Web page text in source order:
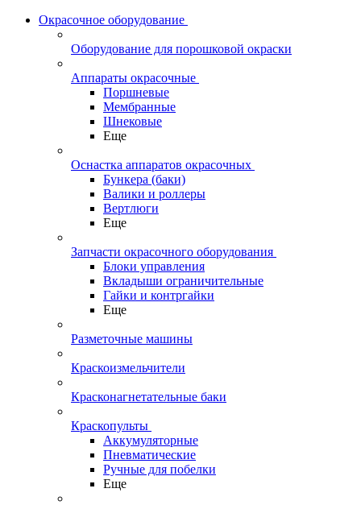
Окрасочное оборудование
Оборудование для порошковой окраски
Аппараты окрасочные
Поршневые
Мембранные
Шнековые
Еще
Оснастка аппаратов окрасочных
Бункера (баки)
Валики и роллеры
Вертлюги
Еще
Запчасти окрасочного оборудования
Блоки управления
Вкладыши ограничительные
Гайки и контргайки
Еще
Разметочные машины
Краскоизмельчители
Красконагнетательные баки
Краскопульты
Аккумуляторные
Пневматические
Ручные для побелки
Еще